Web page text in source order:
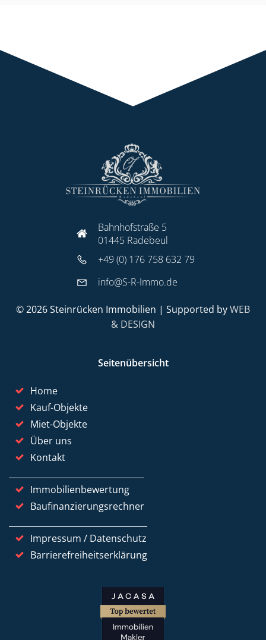
Bahnhofstraße 5
01445 Radebeul
+49 (0) 176 758 632 79
info@S-R-Immo.de
© 2026 Steinrücken Immobilien | Supported byWEB
& DESIGN
Seitenübersicht
Home
Kauf-Objekte
Miet-Objekte
Über uns
Kontakt
Immobilienbewertung
Baufinanzierungsrechner
Impressum / Datenschutz
Barrierefreiheitserklärung